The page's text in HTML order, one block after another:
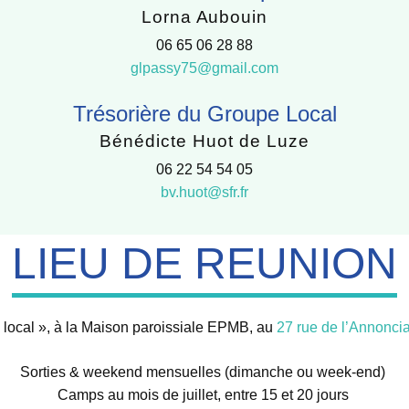
Lorna Aubouin
06 65 06 28 88
glpassy75@gmail.com
Trésorière du Groupe Local
Bénédicte Huot de Luze
06 22 54 54 05
bv.huot@sfr.fr
LIEU DE REUNION
local », à la Maison paroissiale EPMB, au 27 rue de
Sorties & weekend mensuelles (dimanche ou week-end)
Camps au mois de juillet, entre 15 et 20 jours